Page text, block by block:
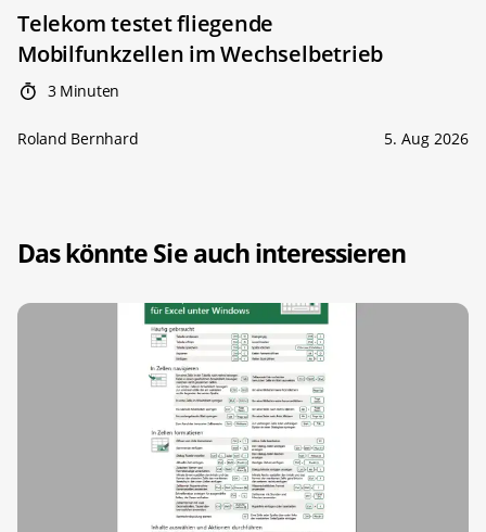
Telekom testet fliegende
Mobilfunkzellen im Wechselbetrieb
3 Minuten
Roland Bernhard 5. Aug 2026
Das könnte Sie auch interessieren